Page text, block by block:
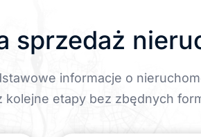
sprzedaż
informacje o
etapy bez zbędnych